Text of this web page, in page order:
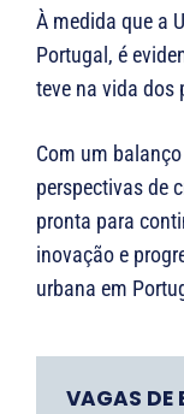
À medida que a
Portugal, é
teve na vida dos
Com um
perspectivas de
pronta para
inovação e
urbana em
VAGAS DE